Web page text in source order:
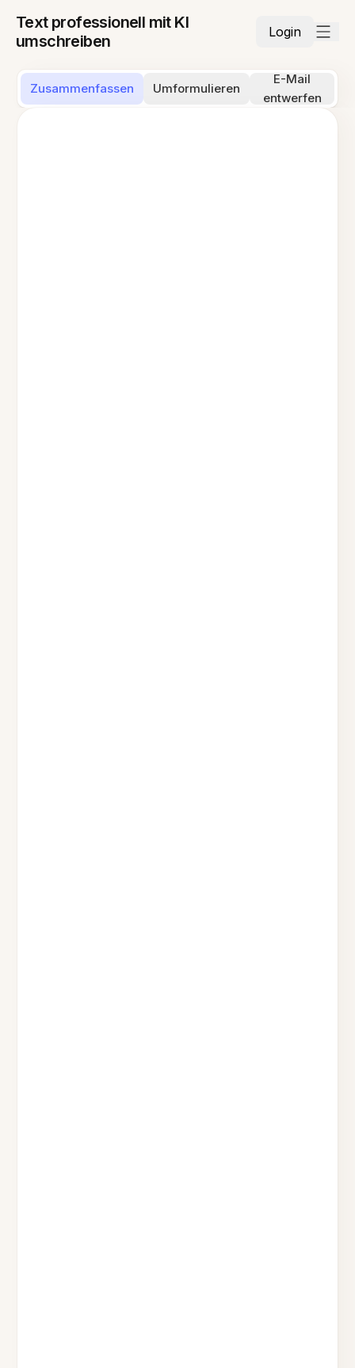
Text professionell mit KI
umschreiben
Login
Zusammenfassen Umformulieren
E-Mail
entwerfen